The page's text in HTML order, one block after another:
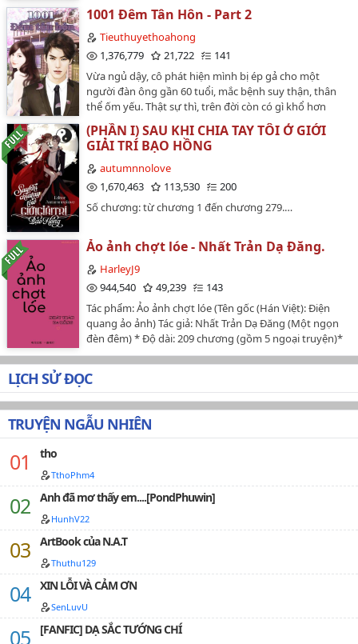
ta tiếp tục".Cô hét lớn: "Đồ lừa đảo, nói là suy thận cơ
website : http://www.rosenovel.com để đọc các
chương sớm và nhanh hơn!!!…
1001 Đêm Tân Hôn - Part 2
Tieuthuyethoahong
1,376,779
21,722
141
Vừa ngủ dậy, cô phát hiện mình bị ép gả cho một
người đàn ông gần 60 tuổi, mắc bệnh suy thận, thân
thể ốm yếu. Thật sự thì, trên đời còn có gì khổ hơn
không? Kết quả là đêm động phòng, cô lại phát hiện
người đàn ông gần 60 tuổi ấy lại biến thành một chàng
trai với thân thể cường tráng, khỏe mạnh. Cô không rõ
rốt cuộc là một quả phụ hàng ngày chỉ ở trong phòng
oán hận tốt hơn hay có ngày sẽ chết chỉ vì những hoan
nghỉ chiến đấu nhé?" cô nháy nháy mắt . "Lười tập
ta tiếp tục".Cô hét lớn: "Đồ lừa đảo, nói là suy thận cơ
mà? Nói là ở vậy, ở góa cơ mà?" Các bạn có thể vào
website : http://www.rosenovel.com để đọc các
chương sớm và nhanh hơn!!!…
(PHẦN I) SAU KHI CHIA TAY TÔI Ở GIỚI
GIẢI TRÍ BẠO HỒNG
autumnnolove
1,670,463
113,530
200
Số chương: từ chương 1 đến chương 279.…
Ảo ảnh chợt lóe - Nhất Trản Dạ Đăng.
HarleyJ9
944,540
49,239
143
Tác phẩm: Ảo ảnh chợt lóe (Tên gốc (Hán Việt): Điện
quang ảo ảnh) Tác giả: Nhất Trản Dạ Đăng (Một ngọn
đèn đêm) * Độ dài: 209 chương (gồm 5 ngoại truyện)*
Nhân vật chính: Hướng Tiểu Viên, Vĩ Trang* Tình trạng:
Hoàn thànhTag: Edit, Bách Hợp, GL (tình yêu nữ x nữ),
giới giải trí, 1x1, HELink gốc: id=4132838Bản edit mang
tính cá nhân, sử dụng bản QT của bạn RubyRuan_69
(đã được chấp thuận), vietphrase và google translate.
Phi thương mại. Chỉ đăng duy nhất ở wattpad, vui lòng
LỊCH SỬ ĐỌC
TRUYỆN NGẪU NHIÊN
tho
TthoPhm4
Anh đã mơ thấy em....[PondPhuwin]
HunhV22
ArtBook của N.A.T
Thuthu129
XIN LỖI VÀ CẢM ƠN
SenLuvU
[FANFIC] DẠ SẮC TƯỚNG CHÍ